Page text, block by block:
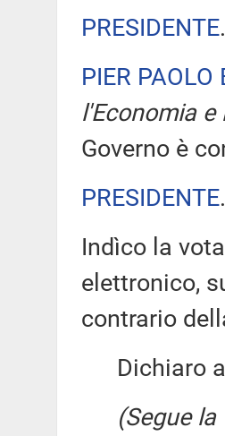
PRESIDENTE
PIER PAOLO
l'Economia e
Governo è
PRESIDENTE
Indìco la
elettronico,
contrario
Dichiaro
(Segue